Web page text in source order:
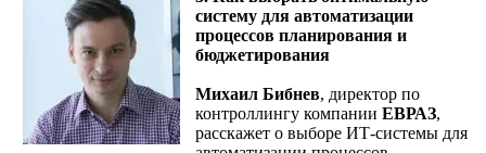
систему для автоматизации
процессов планирования и
бюджетирования
Михаил Бибнев, директор по
контроллингу компании ЕВРАЗ,
расскажет о выборе ИТ-системы для